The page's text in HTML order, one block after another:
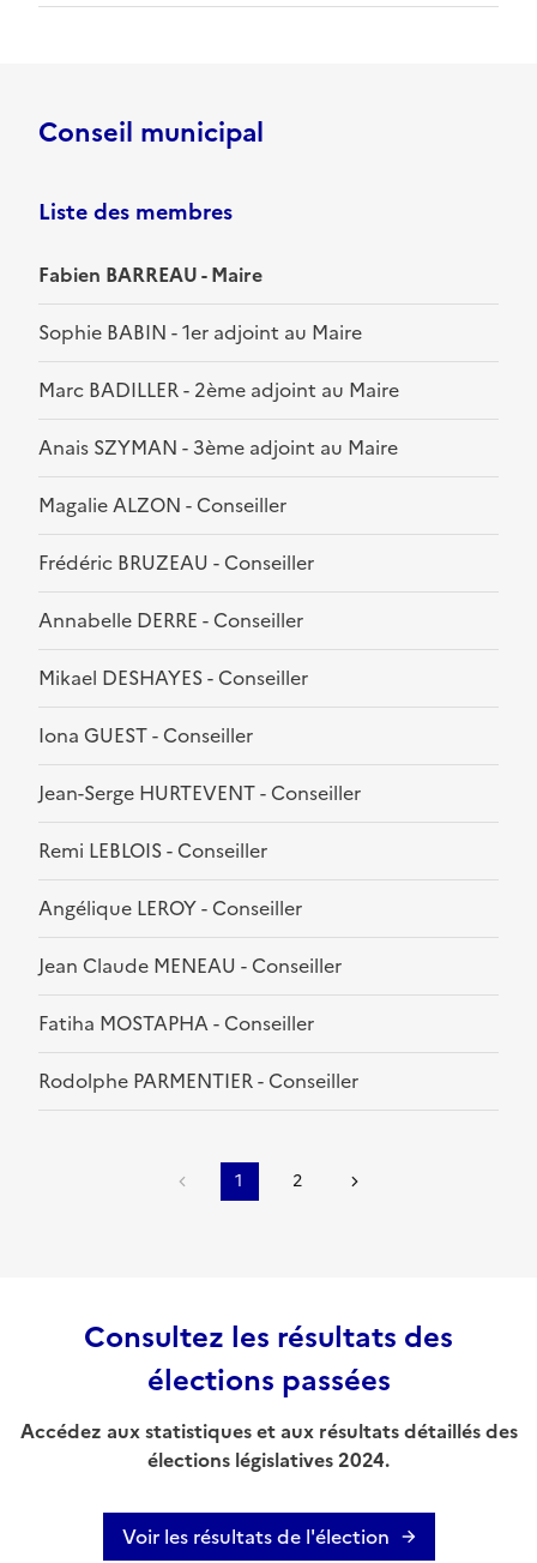
Conseil municipal
Liste des membres
Fabien BARREAU - Maire
Sophie BABIN - 1er adjoint au Maire
Marc BADILLER - 2ème adjoint au Maire
Anais SZYMAN - 3ème adjoint au Maire
Magalie ALZON - Conseiller
Frédéric BRUZEAU - Conseiller
Annabelle DERRE - Conseiller
Mikael DESHAYES - Conseiller
Iona GUEST - Conseiller
Jean-Serge HURTEVENT - Conseiller
Remi LEBLOIS - Conseiller
Angélique LEROY - Conseiller
Jean Claude MENEAU - Conseiller
Fatiha MOSTAPHA - Conseiller
Rodolphe PARMENTIER - Conseiller
1 2
Consultez les résultats des
élections passées
Accédez aux statistiques et aux résultats détaillés des
élections législatives 2024.
Voir les résultats de l'élection